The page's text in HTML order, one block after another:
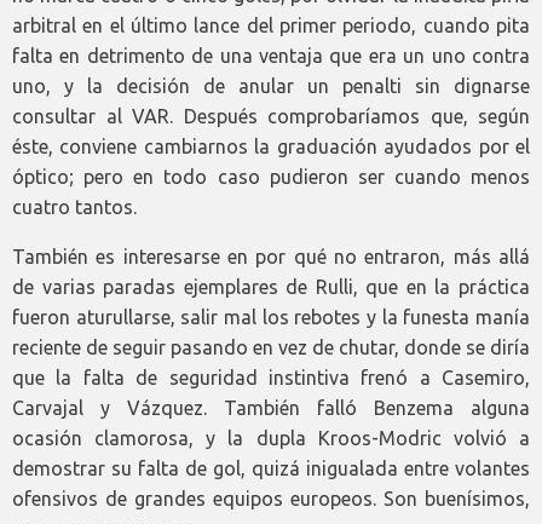
arbitral en el último lance del primer periodo, cuando pita
falta en detrimento de una ventaja que era un uno contra
uno, y la decisión de anular un penalti sin dignarse
consultar al VAR. Después comprobaríamos que, según
éste, conviene cambiarnos la graduación ayudados por el
óptico; pero en todo caso pudieron ser cuando menos
cuatro tantos.
También es interesarse en por qué no entraron, más allá
de varias paradas ejemplares de Rulli, que en la práctica
fueron aturullarse, salir mal los rebotes y la funesta manía
reciente de seguir pasando en vez de chutar, donde se diría
que la falta de seguridad instintiva frenó a Casemiro,
Carvajal y Vázquez. También falló Benzema alguna
ocasión clamorosa, y la dupla Kroos-Modric volvió a
demostrar su falta de gol, quizá inigualada entre volantes
ofensivos de grandes equipos europeos. Son buenísimos,